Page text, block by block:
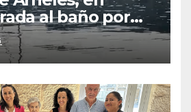
al baño por
del agua tras
restos fecales